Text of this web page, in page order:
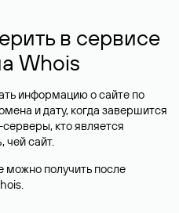
в сервисе
Whois
информацию о сайте по
и дату, когда завершится
кто является
чей сайт.
можно получить после